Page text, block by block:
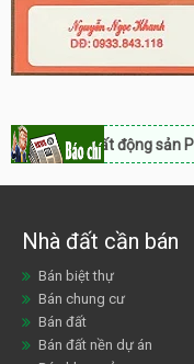
Bất động sản Phan Rang:
Nhà đất cần bán
Bán biệt thự
Bán chung cư
Bán đất
Bán đất nền dự án